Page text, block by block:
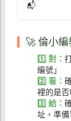
📬
🚀 倫小
1️⃣ 對：
編號」
2️⃣ 看：
裡的是
3️⃣ 給：
址，準